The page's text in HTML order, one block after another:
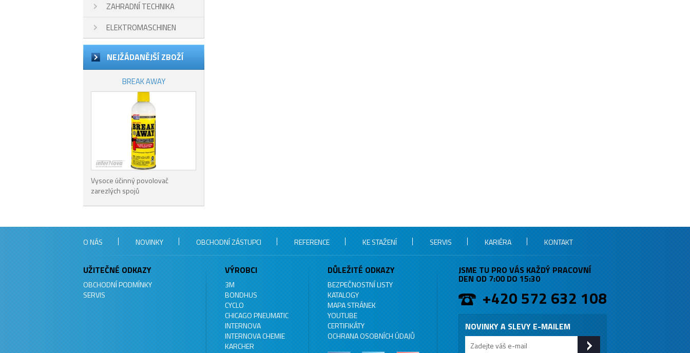
ZAHRADNÍ TECHNIKA
ELEKTROMASCHINEN
NEJŽÁDANĚJŠÍ ZBOŽÍ
BREAK AWAY
Vysoce účinný povolovač
zarezlých spojů
O NÁS NOVINKY OBCHODNÍ ZÁSTUPCI REFERENCE KE STAŽENÍ SERVIS KARIÉRA KONTAKT
UŽITEČNÉ ODKAZY
OBCHODNÍ PODMÍNKY
SERVIS
VÝROBCI
3M
BONDHUS
CYCLO
CHICAGO PNEUMATIC
INTERNOVA
INTERNOVA CHEMIE
KARCHER
DŮLEŽITÉ ODKAZY
BEZPEČNOSTNÍ LISTY
KATALOGY
MAPA STRÁNEK
YOUTUBE
CERTIFIKÁTY
OCHRANA OSOBNÍCH ÚDAJŮ
JSME TU PRO VÁS KAŽDÝ PRACOVNÍ
DEN OD 7:00 DO 15:30
+420 572 632 108
NOVINKY A SLEVY E-MAILEM